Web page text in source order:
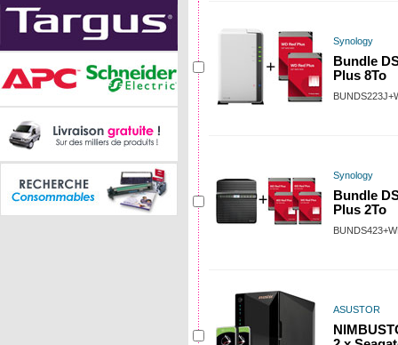
Synology
Bundle
Plus 8To
Synology
Bundle
Plus 2To
ASUSTOR